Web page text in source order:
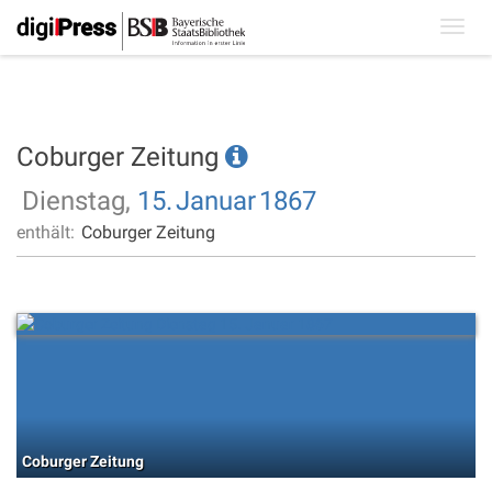
Coburger Zeitung
Dienstag, 15.Januar1867
enthält: Coburger Zeitung
Coburger Zeitung